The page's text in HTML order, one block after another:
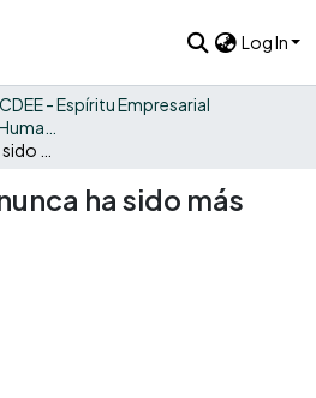
Log In
CDEE - Espíritu Empresarial
ha sido más